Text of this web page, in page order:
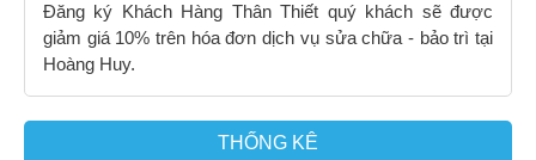
Đăng ký Khách Hàng Thân Thiết quý khách sẽ được
giảm giá 10% trên hóa đơn dịch vụ sửa chữa - bảo trì tại
Hoàng Huy.
THỐNG KÊ